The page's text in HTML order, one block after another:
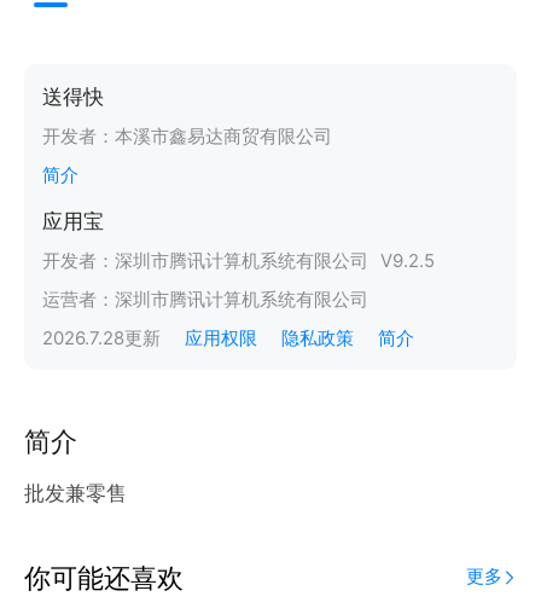
送得快
开发者： 本溪市鑫易达商贸有限公司
简介
应用宝
开发者： 深圳市腾讯计算机系统有限公司 V9.2.5
运营者： 深圳市腾讯计算机系统有限公司
2026.7.28更新 应用权限 隐私政策 简介
简介
批发兼零售
你可能还喜欢 更多